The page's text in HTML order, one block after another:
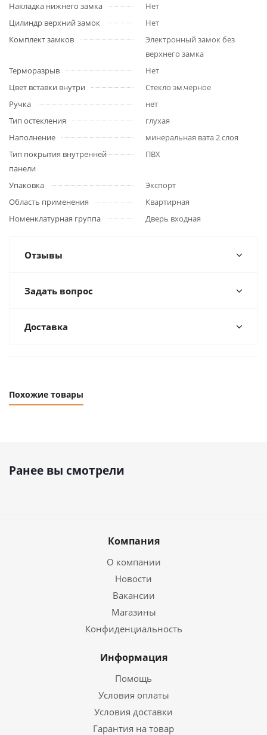
Накладка нижнего замка
Нет
Цилиндр верхний замок
Нет
Комплект замков
Электронный замок без
верхнего замка
Терморазрыв
Нет
Цвет вставки внутри
Стекло эм.черное
Ручка
нет
Тип остекления
глухая
Наполнение
минеральная вата 2 слоя
Тип покрытия внутренней
панели
ПВХ
Упаковка
Экспорт
Область применения
Квартирная
Номенклатурная группа
Дверь входная
Отзывы
Задать вопрос
Доставка
Похожие товары
Ранее вы смотрели
Компания
О компании
Новости
Вакансии
Магазины
Конфиденциальность
Информация
Помощь
Условия оплаты
Условия доставки
Гарантия на товар